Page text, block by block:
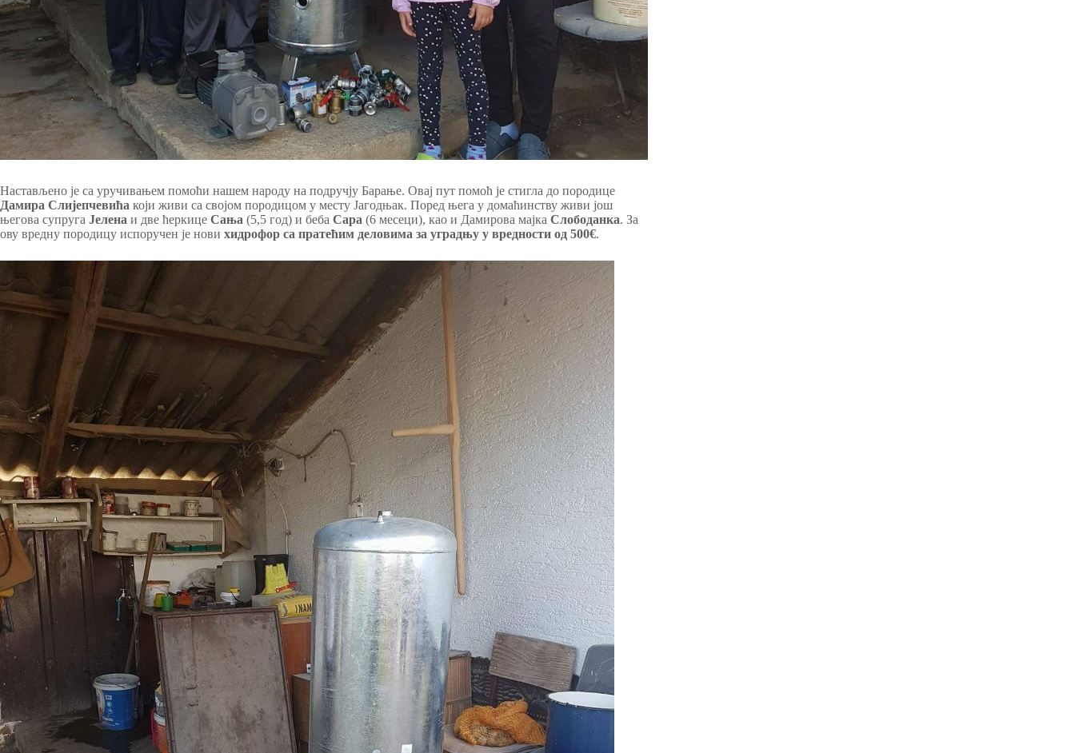
Настављено је са уручивањем помоћи нашем народу на подручју Барање. Овај пут помоћ је стигла до породице
Дамира Слијепчевића који живи са својом породицом у месту Јагодњак. Поред њега у домаћинству живи још
његова супруга Јелена и две ћеркице Сања (5,5 год) и беба Сара (6 месеци), као и Дамирова мајка Слободанка. За
ову вредну породицу испоручен је нови хидрофор са пратећим деловима за уградњу у вредности од 500€.